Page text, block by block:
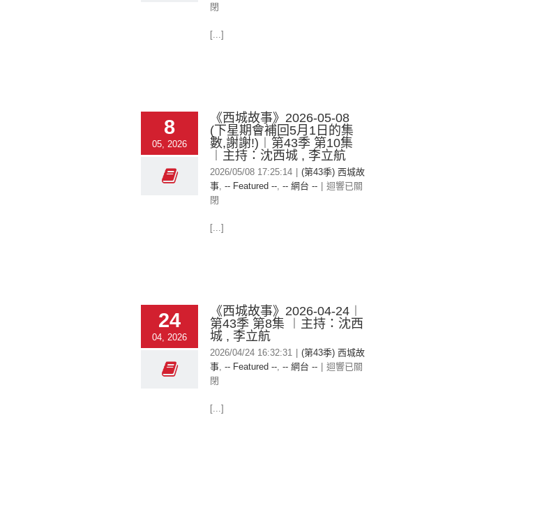
閉
[...]
8
05, 2026
《西城故事》2026-05-08
(下星期會補回5月1日的集
數,謝謝!)︱第43季 第10集
︱主持：沈西城 , 李立航
2026/05/08 17:25:14
(第43季) 西城故
事, -- Featured --, -- 網台 --
迴響已關
閉
[...]
24
04, 2026
《西城故事》2026-04-24︱
第43季 第8集 ︱主持：沈西
城 , 李立航
2026/04/24 16:32:31
(第43季) 西城故
事, -- Featured --, -- 網台 --
迴響已關
閉
[...]